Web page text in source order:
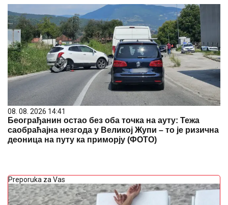
08. 08. 2026 14:41
Београђанин остао без оба точка на ауту: Тежа
саобраћајна незгода у Великој Жупи – то је ризична
деоница на путу ка приморју (ФОТО)
Preporuka za Vas